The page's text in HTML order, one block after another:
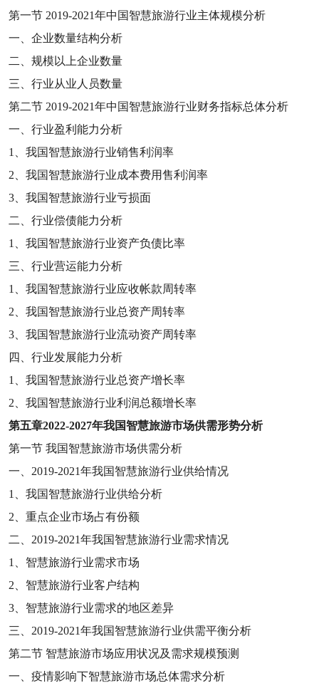
第一节 2019-2021年中国智慧旅游行业主体规模分析
一、企业数量结构分析
二、规模以上企业数量
三、行业从业人员数量
第二节 2019-2021年中国智慧旅游行业财务指标总体分析
一、行业盈利能力分析
1
、我国智慧旅游行业销售利润率
2 、我国智慧旅游行业成本费用售利润率
3 、我国智慧旅游行业亏损面
二、行业偿债能力分析
1
、我国智慧旅游行业资产负债比率
三、行业营运能力分析
1
、我国智慧旅游行业应收帐款周转率
2 、我国智慧旅游行业总资产周转率
3 、我国智慧旅游行业流动资产周转率
四、行业发展能力分析
1
、我国智慧旅游行业总资产增长率
2 、我国智慧旅游行业利润总额增长率
第五章2022-2027年我国智慧旅游市场供需形势分析
第一节 我国智慧旅游市场供需分析
一、 2019-2021年我国智慧旅游行业供给情况
1
、我国智慧旅游行业供给分析
2 、重点企业市场占有份额
二、 2019-2021年我国智慧旅游行业需求情况
1
、智慧旅游行业需求市场
2 、智慧旅游行业客户结构
3 、智慧旅游行业需求的地区差异
三、 2019-2021年我国智慧旅游行业供需平衡分析
第二节 智慧旅游市场应用状况及需求规模预测
一、疫情影响下智慧旅游市场总体需求分析